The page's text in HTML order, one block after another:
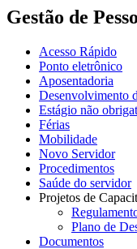
Gestão de
Acesso Rápido
Ponto eletrônico
Aposentadoria
Desenvolvimento
Estágio não
Férias
Mobilidade
Novo Servidor
Procedimentos
Saúde do servidor
Projetos de
Plano de
Documentos